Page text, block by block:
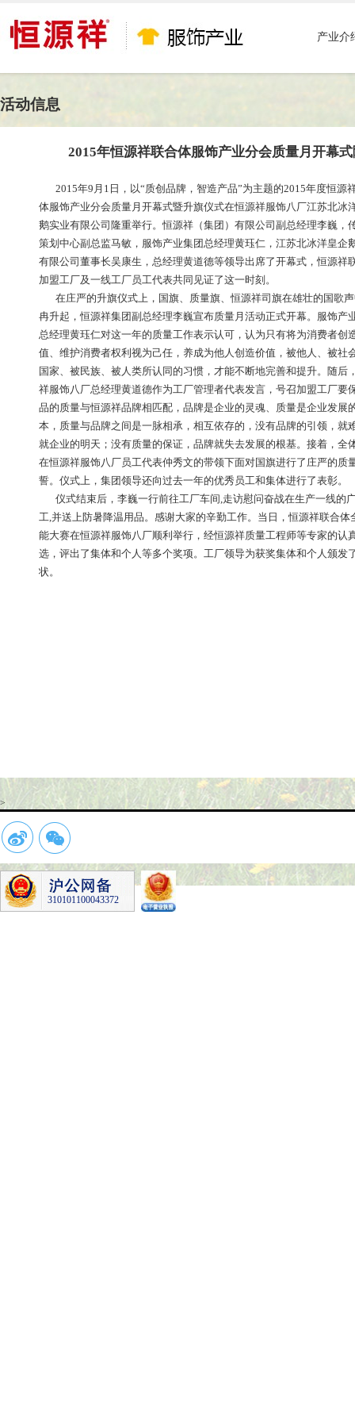
产业介
活动信息
2015年恒源祥联合体服饰产业分会质量月开幕
2015年9月1日，以“质创品牌，智造产品”为主题的2015年度恒源
体服饰产业分会质量月开幕式暨升旗仪式在恒源祥服饰八厂江苏北冰
鹅实业有限公司隆重举行。恒源祥（集团）有限公司副总经理李巍，
策划中心副总监马敏，服饰产业集团总经理黄珏仁，江苏北冰洋皇企
有限公司董事长吴康生，总经理黄道德等领导出席了开幕式，恒源祥
加盟工厂及一线工厂员工代表共同见证了这一时刻。
在庄严的升旗仪式上，国旗、质量旗、恒源祥司旗在雄壮的国歌
冉升起，恒源祥集团副总经理李巍宣布质量月活动正式开幕。服饰产
总经理黄珏仁对这一年的质量工作表示认可，认为只有将为消费者创
值、维护消费者权利视为己任，养成为他人创造价值，被他人、被社
国家、被民族、被人类所认同的习惯，才能不断地完善和提升。随后
祥服饰八厂总经理黄道德作为工厂管理者代表发言，号召加盟工厂要
品的质量与恒源祥品牌相匹配，品牌是企业的灵魂、质量是企业发展
本，质量与品牌之间是一脉相承，相互依存的，没有品牌的引领，就
就企业的明天；没有质量的保证，品牌就失去发展的根基。接着，全
在恒源祥服饰八厂员工代表仲秀文的带领下面对国旗进行了庄严的质
誓。仪式上，集团领导还向过去一年的优秀员工和集体进行了表彰。
仪式结束后，李巍一行前往工厂车间,走访慰问奋战在生产一线的
工,并送上防暑降温用品。感谢大家的辛勤工作。当日，恒源祥联合体
能大赛在恒源祥服饰八厂顺利举行，经恒源祥质量工程师等专家的认
选，评出了集体和个人等多个奖项。工厂领导为获奖集体和个人颁发
状。
>
310101100043372